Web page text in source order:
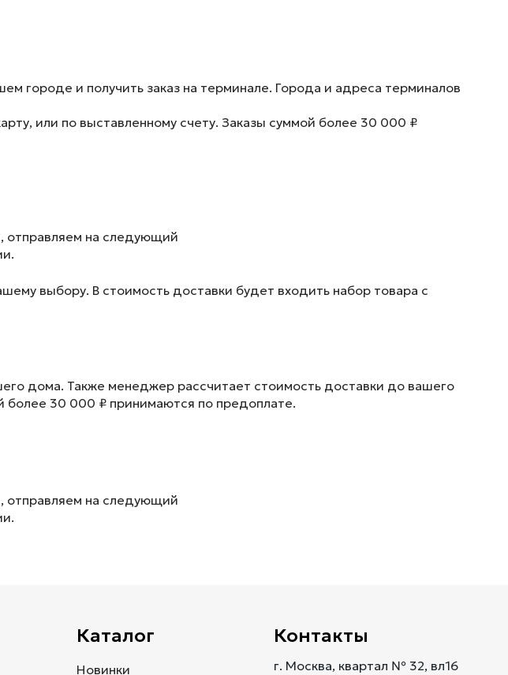
городе и получить заказ на терминале. Города и адреса терминалов
или по выставленному счету. Заказы суммой более 30 000 ₽
отправляем на следующий
выбору. В стоимость доставки будет входить набор товара с
дома. Также менеджер рассчитает стоимость доставки до вашего
более 30 000 ₽ принимаются по предоплате.
отправляем на следующий
Каталог
Новинки
Контакты
г. Москва, квартал № 32, вл16